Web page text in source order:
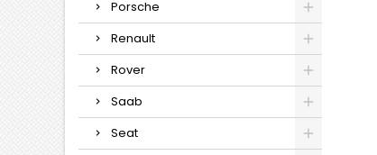
Porsche
Renault
Rover
Saab
Seat